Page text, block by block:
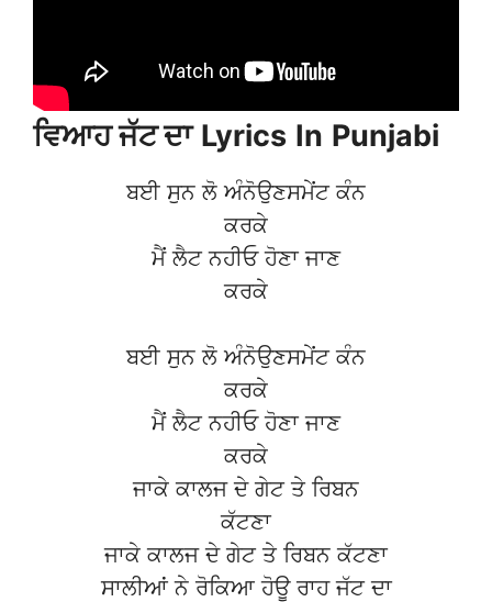
ਵਿਆਹ ਜੱਟ ਦਾ Lyrics In Punjabi
ਬਈ ਸੁਨ ਲੋ ਅੰਨੋਉਣਸਮੇਂਟ ਕੰਨ
ਕਰਕੇ
ਮੈਂ ਲੈਟ ਨਹੀਓ ਹੋਣਾ ਜਾਣ
ਕਰਕੇ
ਬਈ ਸੁਨ ਲੋ ਅੰਨੋਉਣਸਮੇਂਟ ਕੰਨ
ਕਰਕੇ
ਮੈਂ ਲੈਟ ਨਹੀਓ ਹੋਣਾ ਜਾਣ
ਕਰਕੇ
ਜਾਕੇ ਕਾਲਜ ਦੇ ਗੇਟ ਤੇ ਰਿਬਨ
ਕੱਟਣਾ
ਜਾਕੇ ਕਾਲਜ ਦੇ ਗੇਟ ਤੇ ਰਿਬਨ ਕੱਟਣਾ
ਸਾਲੀਆਂ ਨੇ ਰੋਕਿਆ ਹੋਊ ਰਾਹ ਜੱਟ ਦਾ